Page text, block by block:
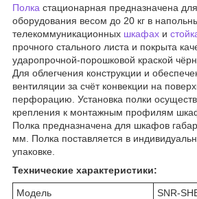
Полка стационарная предназначена
оборудования весом до 20 кг в
телекоммуникационных шкафах и
прочного стального листа и покрыта
ударопрочной-порошковой краской
Для облегчения конструкции и
вентиляции за счёт конвекции на
перфорацию. Установка полки
крепления к монтажным профилям
Полка предназначена для шкафов
мм. Полка поставляется в
упаковке.
Технические характеристики:
Модель
SNR-